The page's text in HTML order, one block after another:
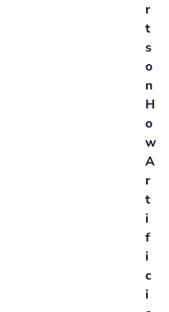
r
t
s
o
n
H
o
w
A
r
t
i
f
i
c
i